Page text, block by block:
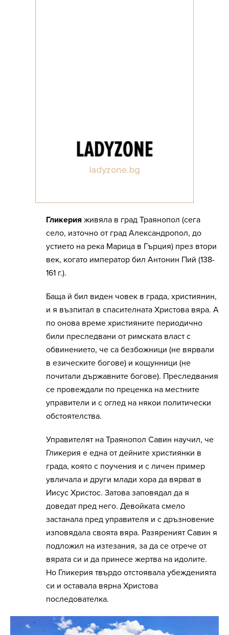
Гликерия живяла в град Траянопол (сега
село, източно от град Александропол, до
устието на река Марица в Гърция) през втори
век, когато император бил Антонин Пий (138-
161 г.).
Баща й бил виден човек в града, християнин,
и я възпитал в спасителната Христова вяра. А
по онова време християните периодично
били преследвани от римската власт с
обвинението, че са безбожници (не вярвали
в езическите богове) и кощунници (не
почитали държавните богове). Преследвания
се провеждали по преценка на местните
управители и с оглед на някои политически
обстоятелства.
Управителят на Траянопол Савин научил, че
Гликерия е една от дейните християнки в
града, която с поучения и с личен пример
увличала и други млади хора да вярват в
Иисус Христос. Затова заповядал да я
доведат пред него. Девойката смело
застанала пред управителя и с дръзновение
изповядала своята вяра. Разяреният Савин я
подложил на изтезания, за да се отрече от
вярата си и да принесе жертва на идолите.
Но Гликерия твърдо отстоявала убежденията
си и оставала вярна Христова
последователка.